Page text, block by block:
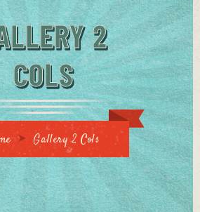
2
COLS
Gallery 2 Cols